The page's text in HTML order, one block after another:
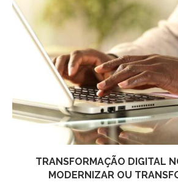
TRANSFORMAÇÃO DIGITAL
MODERNIZAR OU